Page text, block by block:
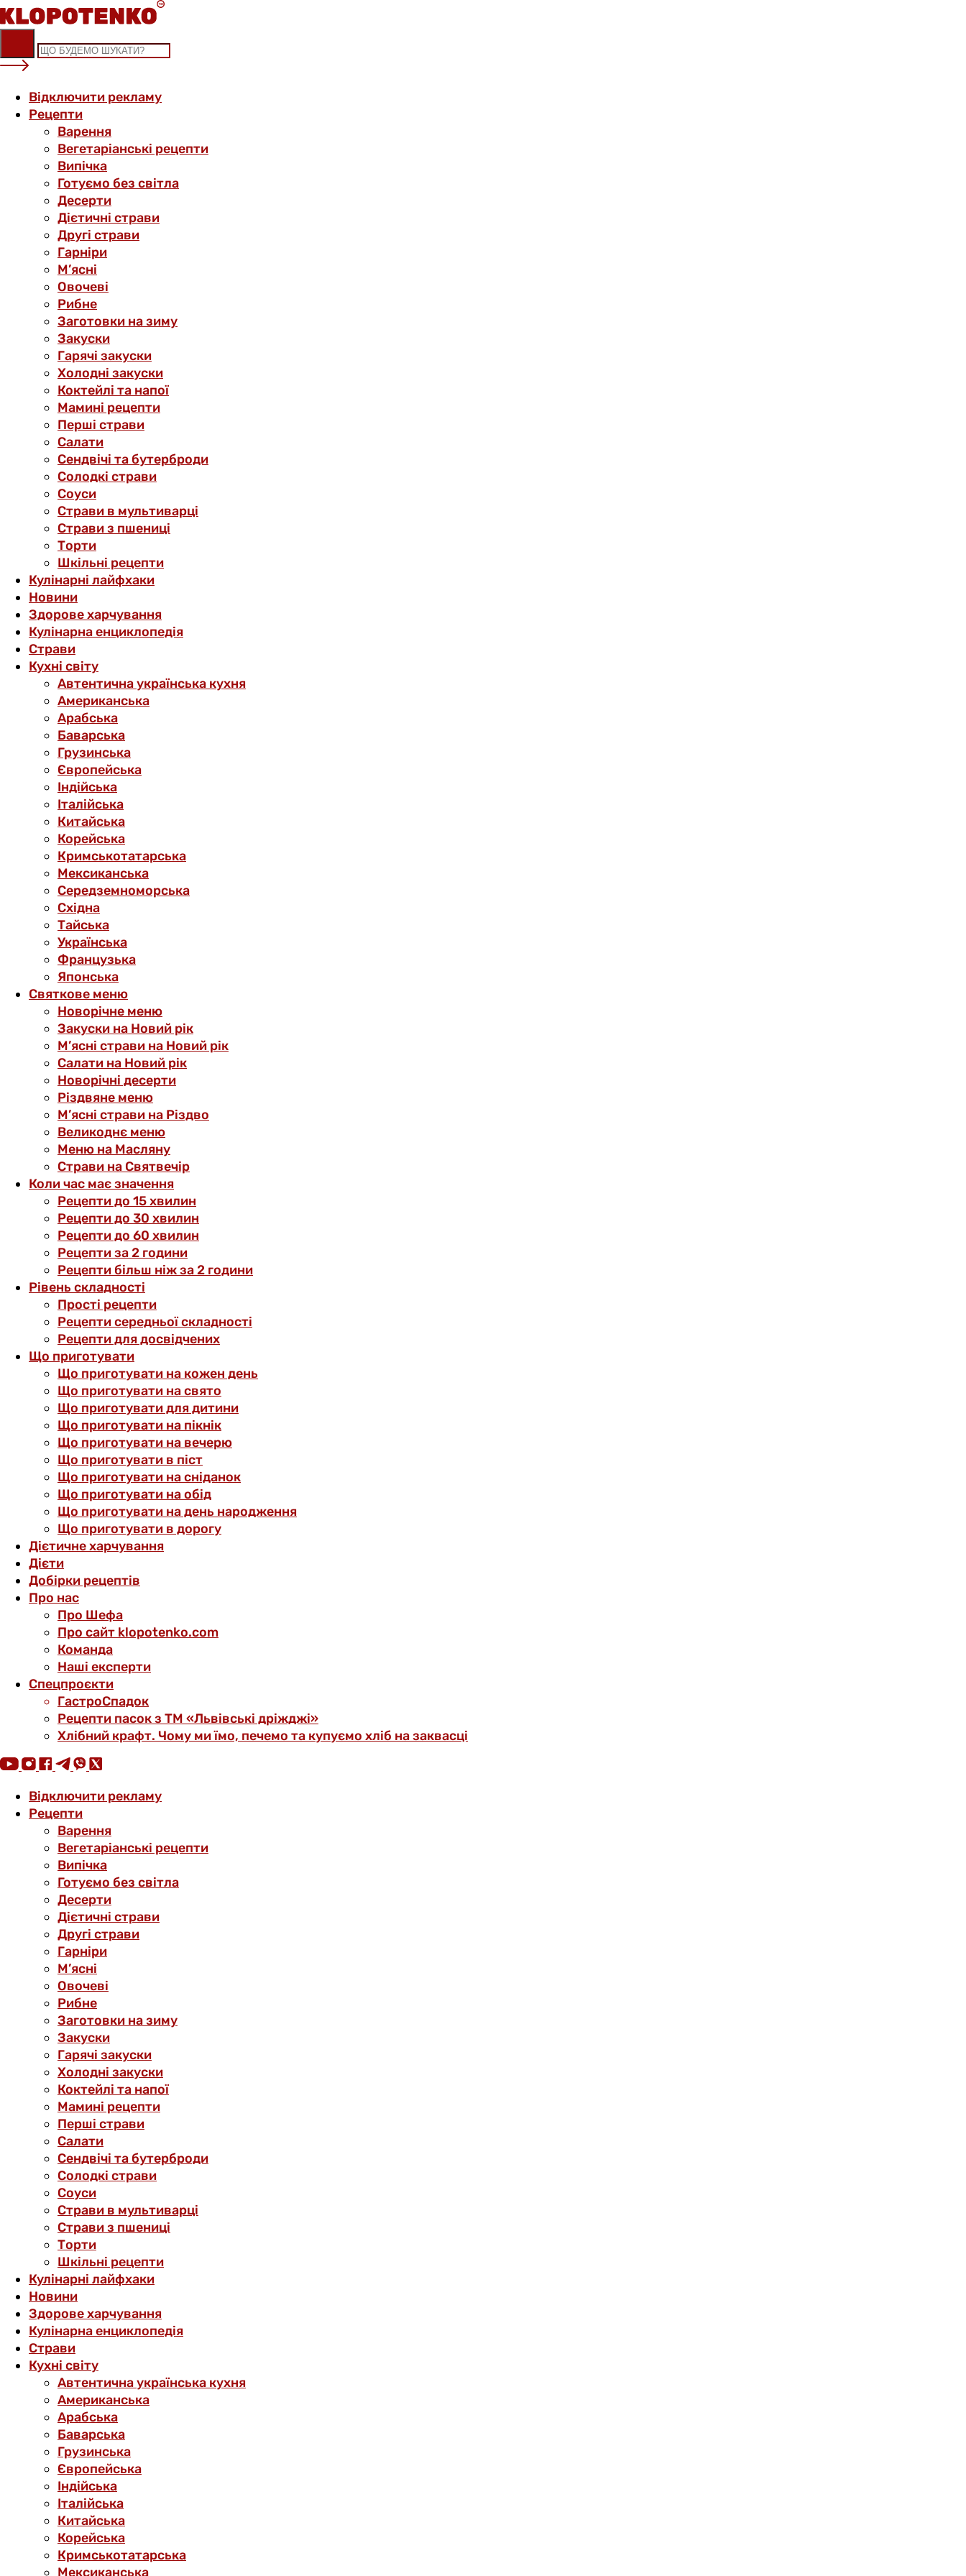
Skip
to
content
Відключити рекламу
Рецепти
Варення
Вегетаріанські рецепти
Випічка
Готуємо без світла
Десерти
Дієтичні страви
Другі страви
Гарніри
М’ясні
Овочеві
Рибне
Заготовки на зиму
Закуски
Гарячі закуски
Холодні закуски
Коктейлі та напої
Мамині рецепти
Перші страви
Салати
Сендвічі та бутерброди
Солодкі страви
Соуси
Страви в мультиварці
Страви з пшениці
Торти
Шкільні рецепти
Кулінарні лайфхаки
Новини
Здорове харчування
Кулінарна енциклопедія
Страви
Кухні світу
Автентична українська кухня
Американська
Арабська
Баварська
Грузинська
Європейська
Індійська
Італійська
Китайська
Корейська
Кримськотатарська
Мексиканська
Середземноморська
Східна
Тайська
Українська
Французька
Японська
Святкове меню
Новорічне меню
Закуски на Новий рік
М’ясні страви на Новий рік
Салати на Новий рік
Новорічні десерти
Різдвяне меню
М’ясні страви на Різдво
Великоднє меню
Меню на Масляну
Страви на Святвечір
Коли час має значення
Рецепти до 15 хвилин
Рецепти до 30 хвилин
Рецепти до 60 хвилин
Рецепти за 2 години
Рецепти більш ніж за 2 години
Рівень складності
Прості рецепти
Рецепти середньої складності
Рецепти для досвідчених
Що приготувати
Що приготувати на кожен день
Що приготувати на свято
Що приготувати для дитини
Що приготувати на пікнік
Що приготувати на вечерю
Що приготувати в піст
Що приготувати на сніданок
Що приготувати на обід
Що приготувати на день народження
Що приготувати в дорогу
Дієтичне харчування
Дієти
Добірки рецептів
Про нас
Про Шефа
Про сайт klopotenko.com
Команда
Наші експерти
Спецпроєкти
ГастроСпадок
Рецепти пасок з ТМ «Львівські дріжджі»
Хлібний крафт. Чому ми їмо, печемо та купуємо хліб на заквасці
Відключити рекламу
Рецепти
Варення
Вегетаріанські рецепти
Випічка
Готуємо без світла
Десерти
Дієтичні страви
Другі страви
Гарніри
М’ясні
Овочеві
Рибне
Заготовки на зиму
Закуски
Гарячі закуски
Холодні закуски
Коктейлі та напої
Мамині рецепти
Перші страви
Салати
Сендвічі та бутерброди
Солодкі страви
Соуси
Страви в мультиварці
Страви з пшениці
Торти
Шкільні рецепти
Кулінарні лайфхаки
Новини
Здорове харчування
Кулінарна енциклопедія
Страви
Кухні світу
Автентична українська кухня
Американська
Арабська
Баварська
Грузинська
Європейська
Індійська
Італійська
Китайська
Корейська
Кримськотатарська
Мексиканська